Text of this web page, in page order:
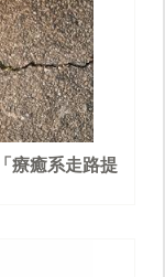
療癒系走路提